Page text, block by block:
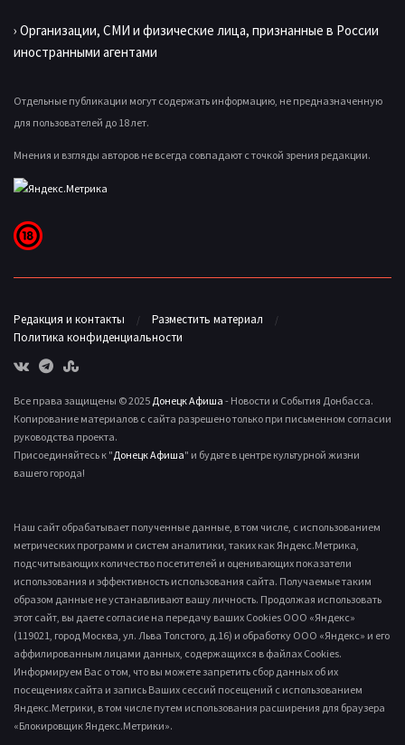
› Организации, СМИ и физические лица, признанные в России
иностранными агентами
Отдельные публикации могут содержать информацию, не предназначенную
для пользователей до 18 лет.
Мнения и взгляды авторов не всегда совпадают с точкой зрения редакции.
Редакция и контакты
Разместить материал
Политика конфиденциальности
Все права защищены © 2025 Донецк Афиша - Новости и События Донбасса.
Копирование материалов с сайта разрешено только при письменном согласии
руководства проекта.
Присоединяйтесь к "Донецк Афиша" и будьте в центре культурной жизни
вашего города!
Наш сайт обрабатывает полученные данные, в том числе, с использованием
метрических программ и систем аналитики, таких как Яндекс.Метрика,
подсчитывающих количество посетителей и оценивающих показатели
использования и эффективность использования сайта. Получаемые таким
образом данные не устанавливают вашу личность. Продолжая использовать
этот сайт, вы даете согласие на передачу ваших Cookies ООО «Яндекс»
(119021, город Москва, ул. Льва Толстого, д.16) и обработку ООО «Яндекс» и его
аффилированным лицами данных, содержащихся в файлах Cookies.
Информируем Вас о том, что вы можете запретить сбор данных об их
посещениях сайта и запись Ваших сессий посещений с использованием
Яндекс.Метрики, в том числе путем использования расширения для браузера
«Блокировщик Яндекс.Метрики».